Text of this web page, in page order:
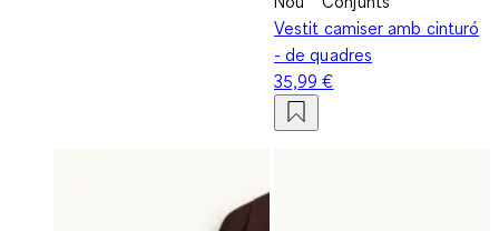
Vestit camiser amb cinturó
- de quadres
35,99 €